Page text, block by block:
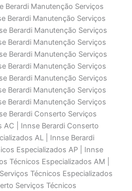
Berardi Manutenção Serviços
Berardi Manutenção Serviços
Berardi Manutenção Serviços
Berardi Manutenção Serviços
Berardi Manutenção Serviços
Berardi Manutenção Serviços
Berardi Manutenção Serviços
Berardi Manutenção Serviços
Berardi Manutenção Serviços
Berardi Conserto Serviços
AC | Innse Berardi Conserto
AL | Innse Berardi
Especializados AP | Innse
Técnicos Especializados AM |
Técnicos Especializados
Serviços Técnicos